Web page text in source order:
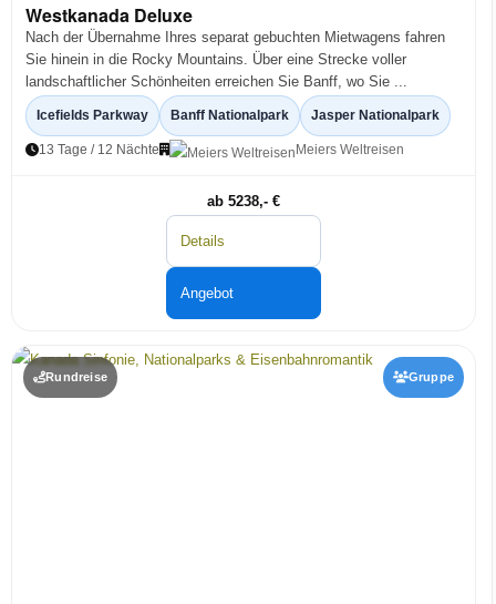
Westkanada Deluxe
Nach der Übernahme Ihres separat gebuchten Mietwagens fahren
Sie hinein in die Rocky Mountains. Über eine Strecke voller
landschaftlicher Schönheiten erreichen Sie Banff, wo Sie ...
Icefields Parkway Banff Nationalpark Jasper Nationalpark
13 Tage / 12 Nächte Meiers Weltreisen
ab 5238,- €
Details
Angebot
Rundreise Gruppe